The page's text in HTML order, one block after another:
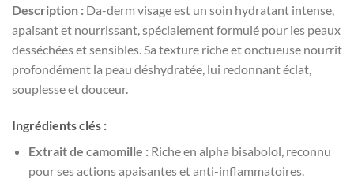
Description : Da-derm visage est un soin hydratant intense,
apaisant et nourrissant, spécialement formulé pour les peaux
desséchées et sensibles. Sa texture riche et onctueuse nourrit
profondément la peau déshydratée, lui redonnant éclat,
souplesse et douceur.
Ingrédients clés :
Extrait de camomille :Riche en alpha bisabolol, reconnu
pour ses actions apaisantes et anti-inflammatoires.